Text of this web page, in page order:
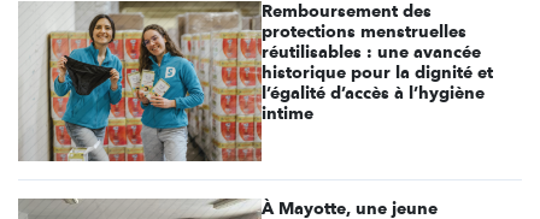
Remboursement des
protections menstruelles
réutilisables : une avancée
historique pour la dignité et
l’égalité d’accès à l’hygiène
intime
À Mayotte, une jeune